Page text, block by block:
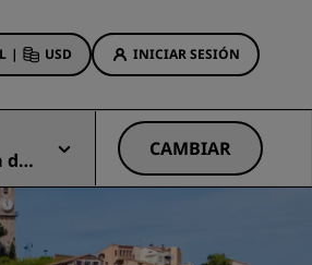
| USD INICIAR SESIÓN
de hotel
nuestras ofertas
primera va la vencida
dis
CAMBIAR